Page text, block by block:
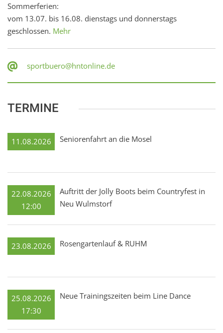
Sommerferien:
vom 13.07. bis 16.08. dienstags und donnerstags
geschlossen. Mehr
sportbuero@hntonline.de
TERMINE
11.08.2026 Seniorenfahrt an die Mosel
22.08.2026
12:00
Auftritt der Jolly Boots beim Countryfest in
Neu Wulmstorf
23.08.2026 Rosengartenlauf & RUHM
25.08.2026
17:30
Neue Trainingszeiten beim Line Dance